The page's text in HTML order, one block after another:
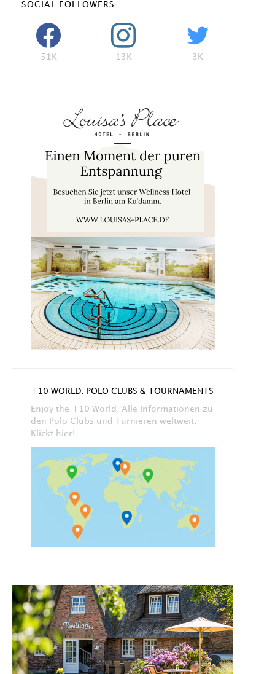
SOCIAL FOLLOWERS
51K 13K 3K
+10 WORLD: POLO CLUBS & TOURNAMENTS
Enjoy the +10 World. Alle Informationen zu
den Polo Clubs und Turnieren weltweit.
Klickt hier!